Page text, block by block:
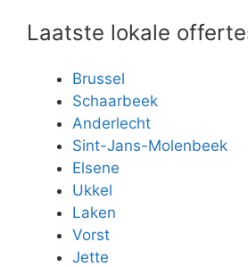
Laatste lokale
Brussel
Schaarbeek
Anderlecht
Sint-Jans-Molenbeek
Elsene
Ukkel
Laken
Vorst
Jette